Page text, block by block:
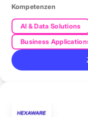
Kompetenzen
AI & Data Solutions
Business